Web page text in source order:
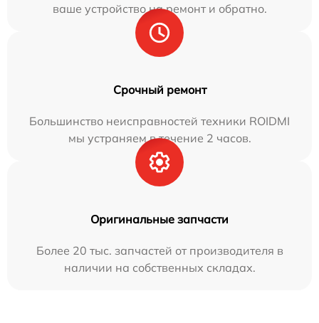
ваше устройство на ремонт и обратно.
Срочный ремонт
Большинство неисправностей техники ROIDMI
мы устраняем в течение 2 часов.
Оригинальные запчасти
Более 20 тыс. запчастей от производителя в
наличии на собственных складах.